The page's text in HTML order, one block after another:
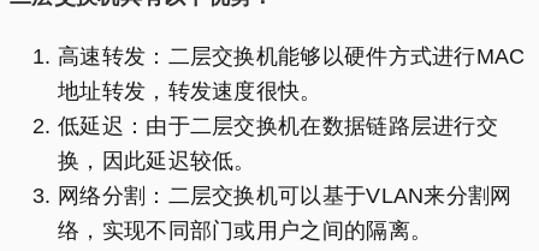
高速转发：二层交换机能够以硬件方式进行MAC
地址转发，转发速度很快。
低延迟：由于二层交换机在数据链路层进行交
换，因此延迟较低。
网络分割：二层交换机可以基于VLAN来分割网
络，实现不同部门或用户之间的隔离。